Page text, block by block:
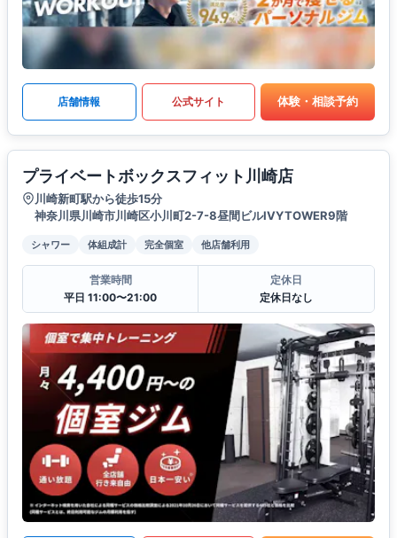
店舗情報 公式サイト 体験・相談予約
プライベートボックスフィット川崎店
川崎新町駅から徒歩15分
神奈川県川崎市川崎区小川町2-7-8昼間ビルIVYTOWER9階
シャワー 体組成計 完全個室 他店舗利用
営業時間
平日 11:00〜21:00
定休日
定休日なし